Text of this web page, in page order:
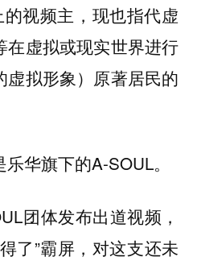
的视频主，现也指代虚
在虚拟或现实世界进行
虚拟形象）原著居民的
华旗下的A-SOUL。
团体发布出道视频，
了”霸屏，对这支还未